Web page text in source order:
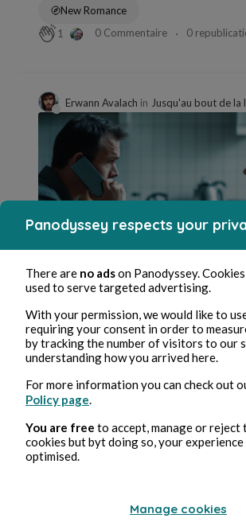
New Romance
1
0 Commentaire 0
Erwann Avalach in Jusqu'au bout de la
Jun 9, 2025 22 min de lecture
Chapitre 6.3 : Interrogations
New Romance
1
0 Commentaire 0
Panodyssey respects your
There are no adson Panodyssey.
used to serve targeted advertising.
With your permission, we would like to
requiring your consent in order to
by tracking the number of visitors to our
understanding how you arrived here.
For more information you can check out
Policy page.
You are free to accept, manage or reject
cookies but byt doing so, your
optimised.
Manage cookies